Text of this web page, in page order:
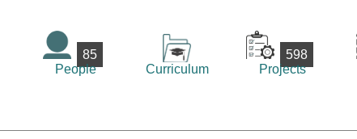
85
People
Curriculum
598
Projects